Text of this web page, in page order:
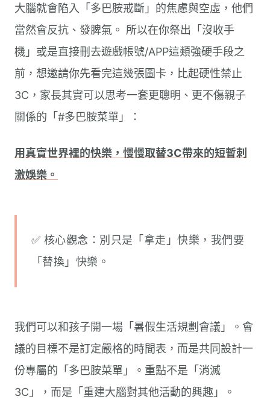
大腦就會陷入「多巴胺戒斷」的焦慮與空虛，他們
當然會反抗、發脾氣。 所以在你祭出「沒收手
機」或是直接刪去遊戲帳號/APP這類強硬手段之
前，想邀請你先看完這幾張圖卡，比起硬性禁止
3C，家長其實可以思考一套更聰明、更不傷親子
關係的「#多巴胺菜單」：
用真實世界裡的快樂，慢慢取替3C帶來的短暫刺
激娛樂。
✅ 核心觀念：別只是「拿走」快樂，我們要
「替換」快樂。
我們可以和孩子開一場「暑假生活規劃會議」。會
議的目標不是訂定嚴格的時間表，而是共同設計一
份專屬的「多巴胺菜單」。重點不是「消滅
3C」，而是「重建大腦對其他活動的興趣」。